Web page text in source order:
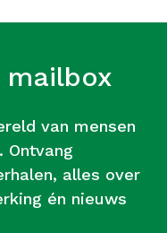
mailbox
van mensen
Ontvang
alles over
én nieuws